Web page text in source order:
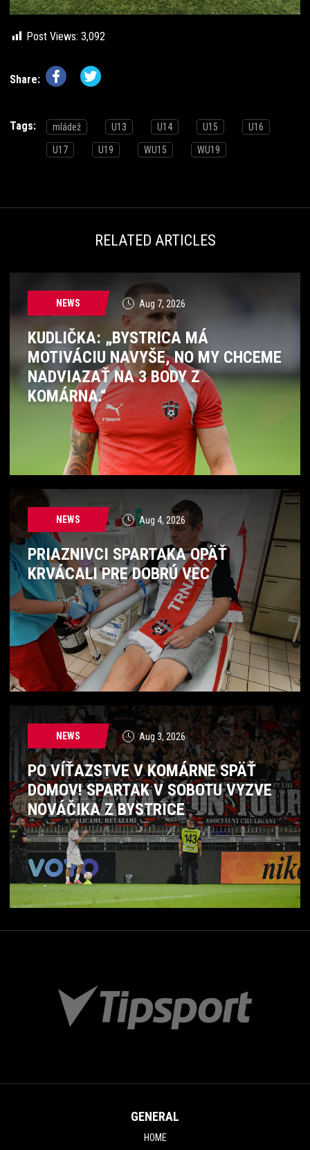
Post Views: 3,092
Share:
Tags: mládež U13 U14 U15 U16
U17 U19 WU15 WU19
RELATED ARTICLES
NEWS Aug 7, 2026
KUDLIČKA: „BYSTRICA MÁ
MOTIVÁCIU NAVYŠE, NO MY CHCEME
NADVIAZAŤ NA 3 BODY Z
KOMÁRNA.“
NEWS Aug 4, 2026
PRIAZNIVCI SPARTAKA OPÄŤ
KRVÁCALI PRE DOBRÚ VEC
NEWS Aug 3, 2026
PO VÍŤAZSTVE V KOMÁRNE SPÄŤ
DOMOV! SPARTAK V SOBOTU VYZVE
NOVÁČIKA Z BYSTRICE
GENERAL
HOME